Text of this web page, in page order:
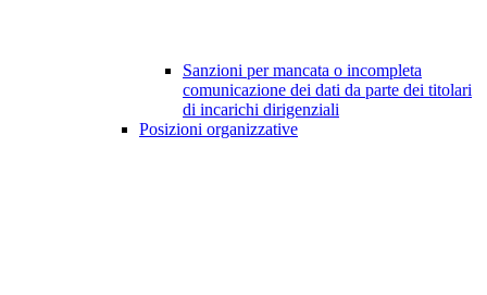
Sanzioni per mancata o incompleta
comunicazione dei dati da parte dei titolari
di incarichi dirigenziali
Posizioni organizzative